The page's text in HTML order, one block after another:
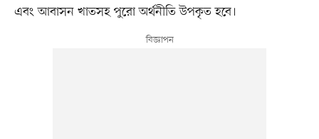
এবং আবাসন খাতসহ পুরো অর্থনীতি উপকৃত হবে।